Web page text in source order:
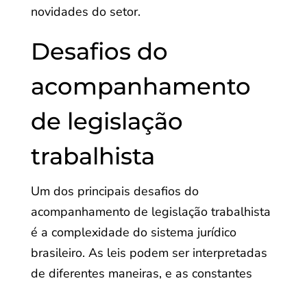
novidades do setor.
Desafios do
acompanhamento
de legislação
trabalhista
Um dos principais desafios do
acompanhamento de legislação trabalhista
é a complexidade do sistema jurídico
brasileiro. As leis podem ser interpretadas
de diferentes maneiras, e as constantes